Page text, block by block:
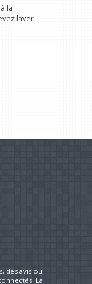
la
laver
des avis ou
La